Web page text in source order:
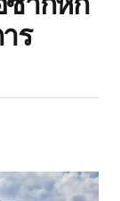
ร